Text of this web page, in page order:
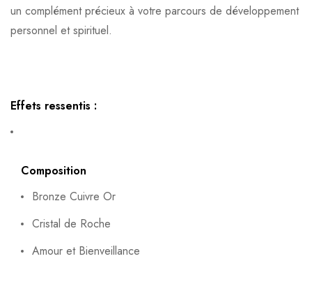
un complément précieux à votre parcours de développement
personnel et spirituel.
Effets ressentis :
Composition
Bronze Cuivre Or
Cristal de Roche
Amour et Bienveillance